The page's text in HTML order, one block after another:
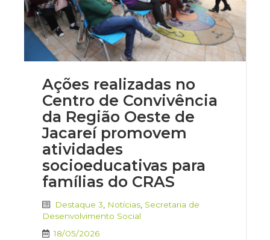
Ações realizadas no
Centro de Convivência
da Região Oeste de
Jacareí promovem
atividades
socioeducativas para
famílias do CRAS
Destaque 3 Notícias Secretaria de
Desenvolvimento Social
18/05/2026